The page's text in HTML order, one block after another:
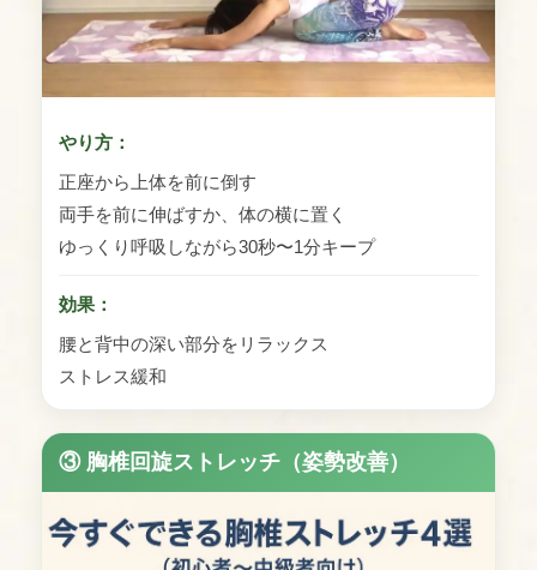
やり方：
正座から上体を前に倒す
両手を前に伸ばすか、体の横に置く
ゆっくり呼吸しながら30秒〜1分キープ
効果：
腰と背中の深い部分をリラックス
ストレス緩和
③ 胸椎回旋ストレッチ（姿勢改善）